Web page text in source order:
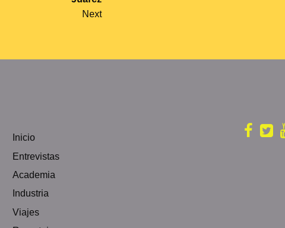
Next
Inicio
Entrevistas
Academia
Industria
Viajes